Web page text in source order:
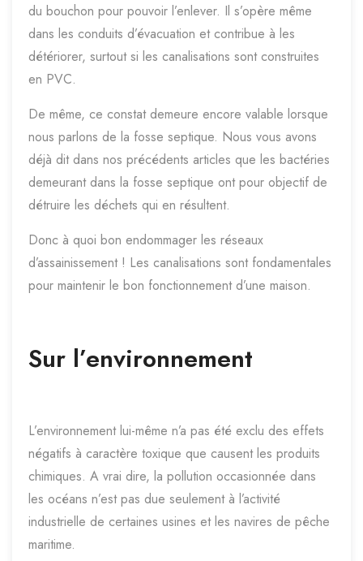
du bouchon pour pouvoir l’enlever. Il s’opère même
dans les conduits d’évacuation et contribue à les
détériorer, surtout si les canalisations sont construites
en PVC.
De même, ce constat demeure encore valable lorsque
nous parlons de la fosse septique. Nous vous avons
déjà dit dans nos précédents articles que les bactéries
demeurant dans la fosse septique ont pour objectif de
détruire les déchets qui en résultent.
Donc à quoi bon endommager les réseaux
d’assainissement ! Les canalisations sont fondamentales
pour maintenir le bon fonctionnement d’une maison.
Sur l’environnement
L’environnement lui-même n’a pas été exclu des effets
négatifs à caractère toxique que causent les produits
chimiques. A vrai dire, la pollution occasionnée dans
les océans n’est pas due seulement à l’activité
industrielle de certaines usines et les navires de pêche
maritime.